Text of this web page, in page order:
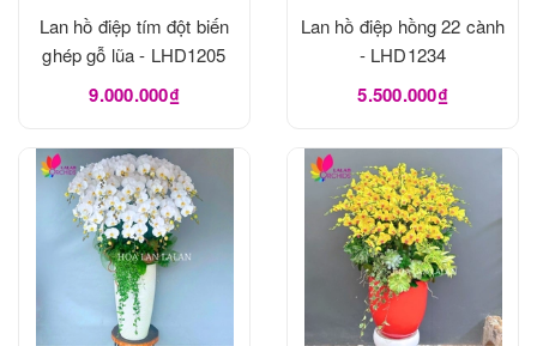
Lan hồ điệp tím đột biến
ghép gỗ lũa - LHD1205
9.000.000₫
Lan hồ điệp hồng 22 cành
- LHD1234
5.500.000₫